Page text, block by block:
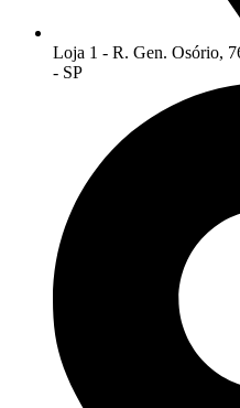
Loja 1 - R. Gen. Osório,
- SP